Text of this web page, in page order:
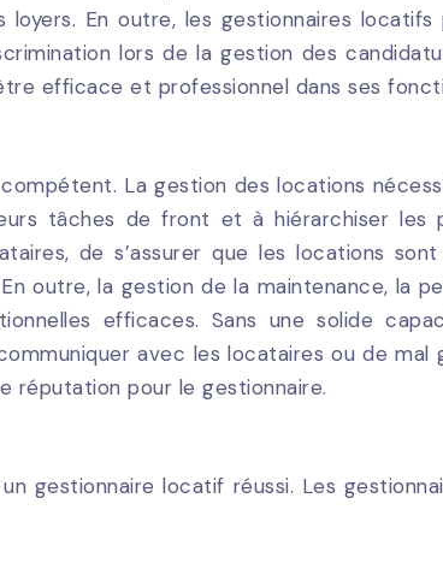
En outre, les gestionnaires
lors de la gestion des
efficace et professionnel dans ses
La gestion des locations
tâches de front et à hiérarchiser les
de s’assurer que les locations
outre, la gestion de la maintenance, la
efficaces. Sans une solide
avec les locataires ou de mal
réputation pour le gestionnaire.
gestionnaire locatif réussi. Les